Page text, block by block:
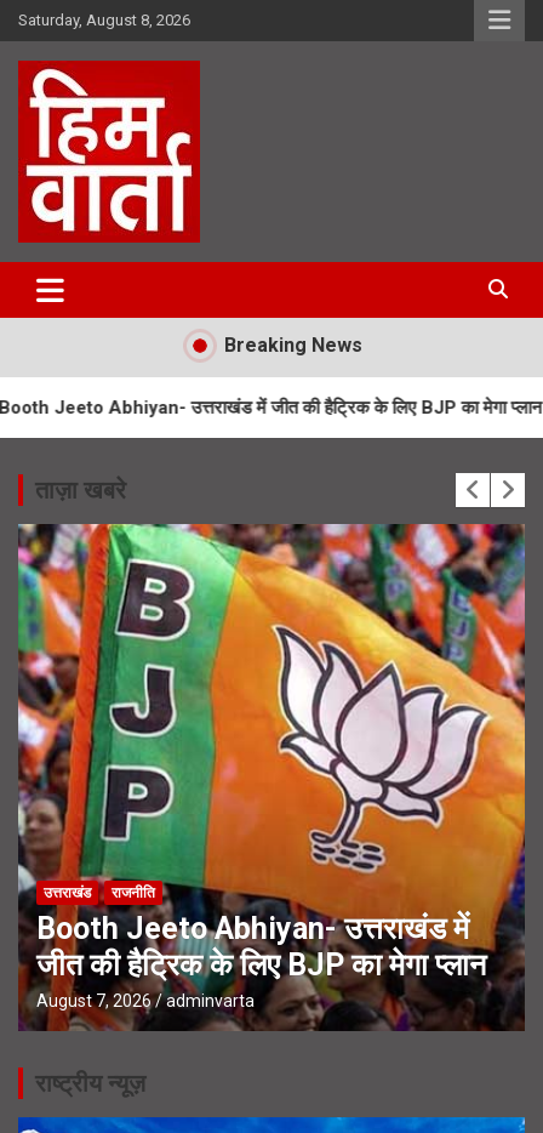
Skip
to
content
Saturday, August 8, 2026
Him Varta
Breaking News
उत्तराखंड में जीत की हैट्रिक के लिए BJP का मेगा प्लान UPNL
ताज़ा खबरे
उत्तराखंड राजनीति
Booth Jeeto Abhiyan- उत्तराखंड में
जीत की हैट्रिक के लिए BJP का मेगा प्लान
August 7, 2026 adminvarta
राष्ट्रीय न्यूज़